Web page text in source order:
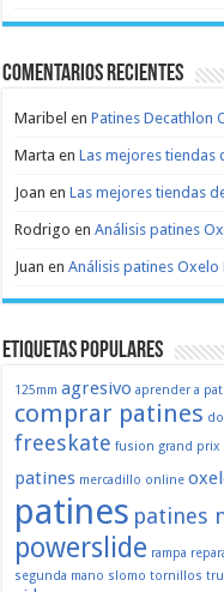
Comentarios recientes
Maribel enPatines Decathlon
Marta enLas mejores tiendas
Joan enLas mejores tiendas
Rodrigo enAnálisis patines
Juan enAnálisis patines Oxelo
Etiquetas populares
125mm agresivo aprender a
comprar patines
freeskate fusion grand prix
patines mercadillo online
patines patines
powerslide rampa
segunda mano slomo tornillos